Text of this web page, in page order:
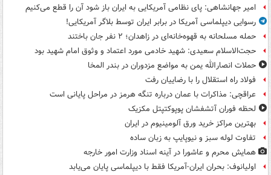
امیر جهانشاهی: پای نظامی آمریکایی به ایران باز شود آن را قطع می‌کنیم
رسوایی دیپلماسی آمریکا در برابر ایران توسط بلاگر آمریکایی!
حمله مسلحانه به قهوه‌خانه‌ای در زاهدان؛ ۲ نفر جان باختند
حجت‌الاسلام سعیدی: شهید خادمی مورد اعتماد و وثوق امام شهید بود
حملات انصارالله یمن به مواضع مزدوران در بندر المخا
فولاد راه استقلال را با رضاییان رفت
عراقچی: مذاکرات با عمان درباره تنگه هرمز در مراحل پایانی است
لحظه فوران آتشفشان پوپوکتپتل مکزیک
بهترین مراکز خرید ورق آلومینیوم در ایران
تفاوت لوله سبز و نیوپایپ به زبان ساده
همایش محرم و عاشورا در آینه اسناد وزارت امور خارجه
اولیانوف: بحران ایران-آمریکا فقط با دیپلماسی پایان می‌یابد